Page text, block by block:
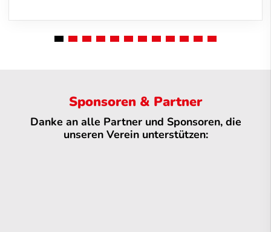
Sponsoren & Partner
Danke an alle Partner und Sponsoren, die
unseren Verein unterstützen: